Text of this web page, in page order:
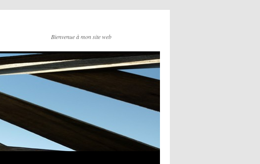
Bienvenue à mon site web